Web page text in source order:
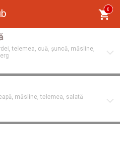
0
telemea, ouă, șuncă, măsline,
măsline, telemea, salată